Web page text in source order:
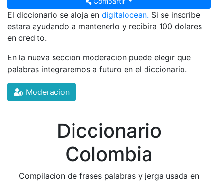
El diccionario se aloja en digitalocean. Si se inscribe
estara ayudando a mantenerlo y recibira 100 dolares
en credito.
En la nueva seccion moderacion puede elegir que
palabras integraremos a futuro en el diccionario.
Moderacion
Diccionario
Colombia
Compilacion de frases palabras y jerga usada en